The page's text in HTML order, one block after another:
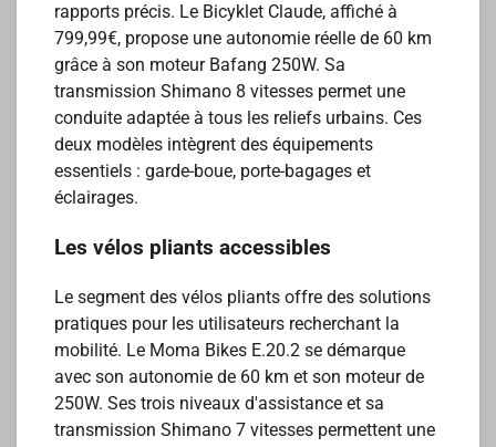
rapports précis. Le Bicyklet Claude, affiché à
799,99€, propose une autonomie réelle de 60 km
grâce à son moteur Bafang 250W. Sa
transmission Shimano 8 vitesses permet une
conduite adaptée à tous les reliefs urbains. Ces
deux modèles intègrent des équipements
essentiels : garde-boue, porte-bagages et
éclairages.
Les vélos pliants accessibles
Le segment des vélos pliants offre des solutions
pratiques pour les utilisateurs recherchant la
mobilité. Le Moma Bikes E.20.2 se démarque
avec son autonomie de 60 km et son moteur de
250W. Ses trois niveaux d'assistance et sa
transmission Shimano 7 vitesses permettent une